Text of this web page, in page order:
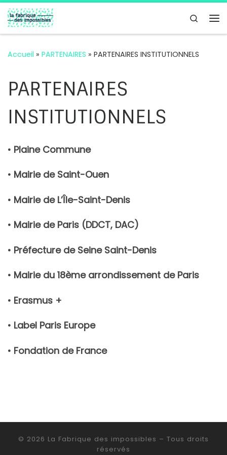
Passer au contenu
Search
Accueil » PARTENAIRES » PARTENAIRES INSTITUTIONNELS
PARTENAIRES
INSTITUTIONNELS
• Plaine Commune
• Mairie de Saint-Ouen
• Mairie de L’Île-Saint-Denis
• Mairie de Paris (DDCT, DAC)
• Préfecture de Seine Saint-Denis
• Mairie du 18ème arrondissement de Paris
• Erasmus +
• Label Paris Europe
• Fondation de France
© 2026 La Fabrique des impossibles – Tous droits
réservés